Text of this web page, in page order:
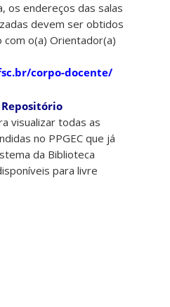
os endereços das salas
devem ser obtidos
o(a) Orientador(a)
corpo-docente/
visualizar todas as
no PPGEC que já
da Biblioteca
para livre